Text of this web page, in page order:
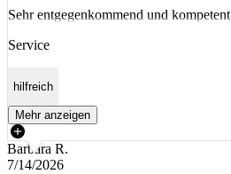
Sehr entgegenkommend und kompetent
Service
hilfreich
Mehr anzeigen
Barbara R.
7/14/2026